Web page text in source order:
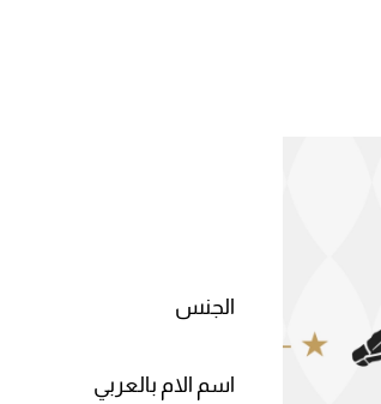
الجنس
اسم الام بالعربي